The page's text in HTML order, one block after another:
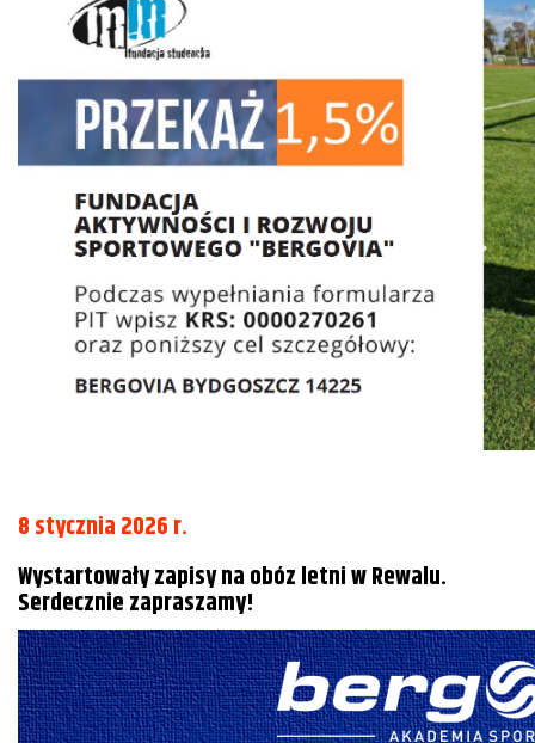
8 stycznia 2026 r.
Wystartowały zapisy na obóz letni w Rewalu.
Serdecznie zapraszamy!